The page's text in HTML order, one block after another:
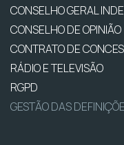
CONSELHO GERAL
CONSELHO DE OPINIÃO
CONTRATO DE
RÁDIO E TELEVISÃO
RGPD
GESTÃO DAS